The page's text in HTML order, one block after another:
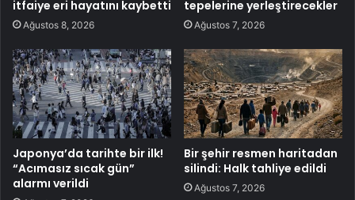
itfaiye eri hayatını kaybetti
Ağustos 8, 2026
tepelerine yerleştirecekler
Ağustos 7, 2026
Japonya’da tarihte bir ilk!
“Acımasız sıcak gün”
alarmı verildi
Bir şehir resmen haritadan
silindi: Halk tahliye edildi
Ağustos 7, 2026